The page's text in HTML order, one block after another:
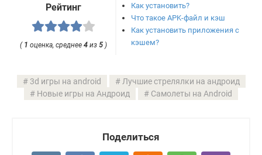
Рейтинг
( 1 оценка, среднее4 из5 )
Как установить?
Что такое APK-файл и кэш
Как установить приложения с
кэшем?
3d игры на android
Лучшие стрелялки на андроид
Новые игры на Андроид
Самолеты на Android
Поделиться